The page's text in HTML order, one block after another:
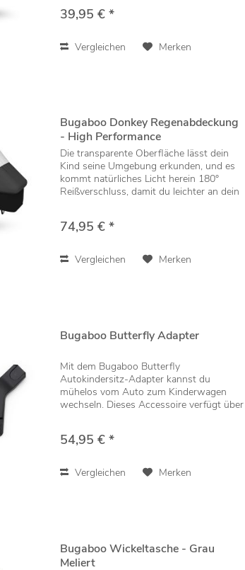
universellen,...
39,95 € *
Vergleichen Merken
Bugaboo Donkey Regenabdeckung
- High Performance
Die transparente Oberfläche lässt dein
Kind seine Umgebung erkunden, und es
kommt natürliches Licht herein 180°
Reißverschluss, damit du leichter an dein
74,95 € *
Vergleichen Merken
Bugaboo Butterfly Adapter
Mit dem Bugaboo Butterfly
Autokindersitz-Adapter kannst du
mühelos vom Auto zum Kinderwagen
wechseln. Dieses Accessoire verfügt über
Sekunden vom Kinderwagen auf den...
54,95 € *
Vergleichen Merken
Bugaboo Wickeltasche - Grau
Meliert